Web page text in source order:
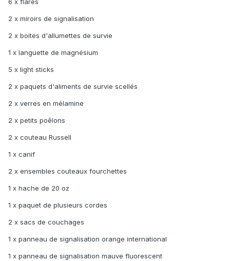
6 x flares
2 x miroirs de signalisation
2 x boites d'allumettes de survie
1 x languette de magnésium
5 x light sticks
2 x paquets d'aliments de survie scellés
2 x verres en mélamine
2 x petits poêlons
2 x couteau Russell
1 x canif
2 x ensembles couteaux fourchettes
1 x hache de 20 oz
1 x paquet de plusieurs cordes
2 x sacs de couchages
1 x panneau de signalisation orange international
1 x panneau de signalisation mauve fluorescent